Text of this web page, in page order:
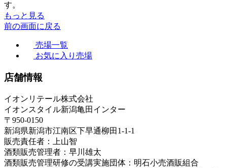
す。
もっと見る
前の画面に戻る
売場一覧
お気に入り売場
店舗情報
イオンリテール株式会社
イオンスタイル新潟亀田インター
〒950-0150
新潟県新潟市江南区下早通柳田1-1-1
販売責任者：上山智
酒類販売管理者：早川雄太
酒類販売管理研修の受講実施団体：明石小売酒販組合